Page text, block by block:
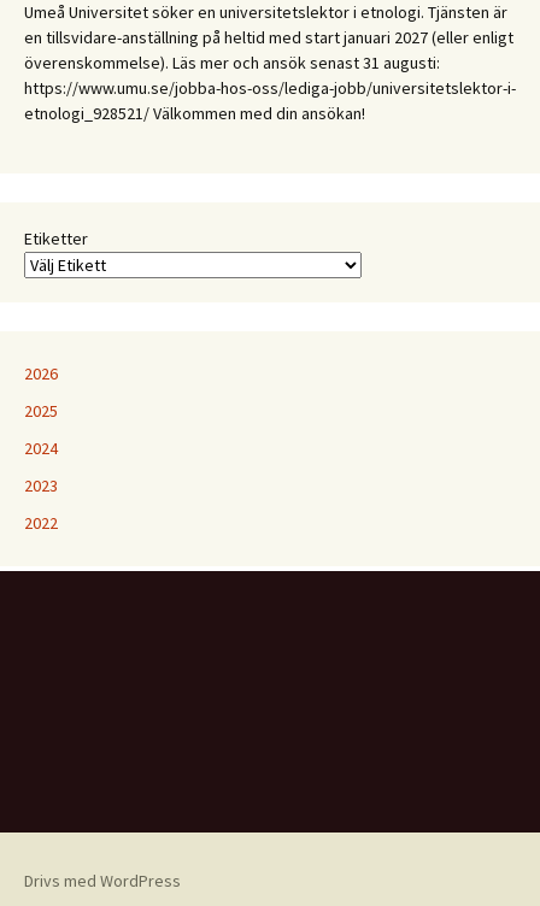
expertis
och
erfarenhet:
Etnologiska
och
kunskapspraktiker
Umeå Universitet söker en universitetslektor i etnologi. Tjänsten är
en tillsvidare-anställning på heltid med start januari 2027 (eller enligt
överenskommelse). Läs mer och ansök senast 31 augusti:
https://www.umu.se/jobba-hos-oss/lediga-jobb/universitetslektor-i-
etnologi_928521/ Välkommen med din ansökan!
Etiketter
2026
2025
2024
2023
2022
Drivs med WordPress